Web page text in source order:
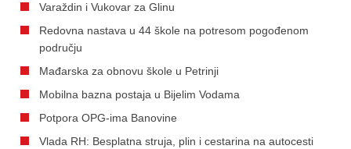
Varaždin i Vukovar za Glinu
Redovna nastava u 44 škole na potresom pogođenom
području
Mađarska za obnovu škole u Petrinji
Mobilna bazna postaja u Bijelim Vodama
Potpora OPG-ima Banovine
Vlada RH: Besplatna struja, plin i cestarina na autocesti